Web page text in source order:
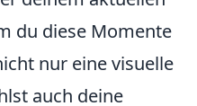
du diese Momente
nur eine visuelle
auch deine